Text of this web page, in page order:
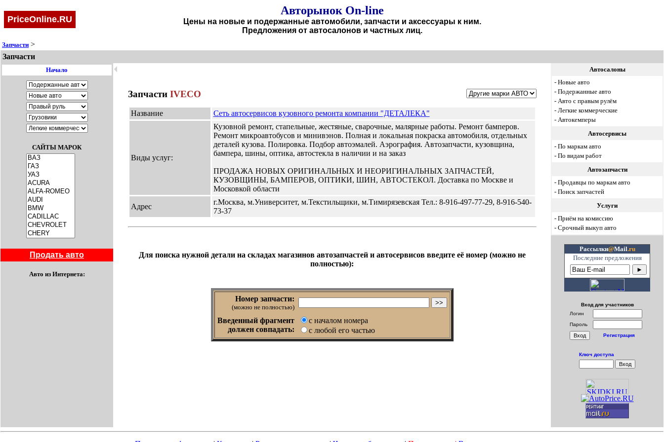
PriceOnline.RU
Авторынок On-line
Цены на новые и подержанные автомобили, запчасти и аксессуары к ним.
Предложения от автосалонов и частных лиц.
Запчасти >
Запчасти
Начало
САЙТЫ МАРОК
Продать авто
Авто из Интернета:
🞀
Запчасти IVECO
Название Сеть автосервисов кузовного ремонта компании "ДЕТАЛЕКА"
Виды услуг:
Кузовной ремонт, стапельные, жестяные, сварочные, малярные работы. Ремонт бамперов.
Ремонт микроавтобусов и минивэнов. Полная и локальная покраска автомобиля, отдельных
деталей кузова. Полировка. Подбор автоэмалей. Аэрография. Автозапчасти, кузовщина,
бампера, шины, оптика, автостекла в наличии и на заказ
ПРОДАЖА НОВЫХ ОРИГИНАЛЬНЫХ И НЕОРИГИНАЛЬНЫХ ЗАПЧАСТЕЙ,
КУЗОВЩИНЫ, БАМПЕРОВ, ОПТИКИ, ШИН, АВТОСТЕКОЛ. Доставка по Москве и
Московкой области
Адрес
г.Москва, м.Университет, м.Текстильщики, м.Тимирязевская Тел.: 8-916-497-77-29, 8-916-540-
73-37
Для поиска нужной детали на складах магазинов автозапчастей и автосервисов введите её номер (можно не
полностью):
Номер запчасти:
(можно не полностью)
Введенный фрагмент
должен совпадать:
с началом номера
с любой его частью
Автосалоны
- Новые авто
- Подержанные авто
- Авто с правым рулём
- Легкие коммерческие
- Автокемперы
Автосервисы
- По маркам авто
- По видам работ
Автозапчасти
- Продавцы по маркам авто
- Поиск запчастей
Услуги
- Приём на комиссию
- Срочный выкуп авто
Рассылки@Mail.ru
Последние предложения
Вход для участников
Логин
Пароль
Регистрация
Ключ доступа